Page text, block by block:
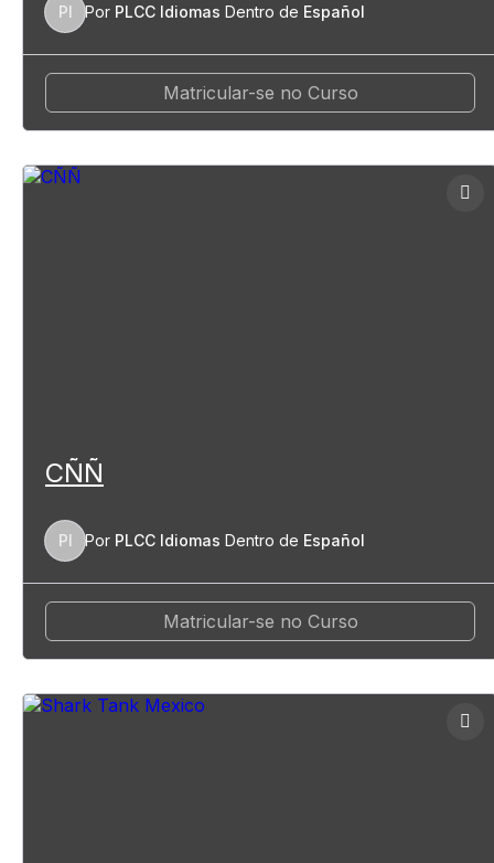
PI Por PLCC Idiomas Dentro de Español
Matricular-se no Curso
CÑÑ
PI Por PLCC Idiomas Dentro de Español
Matricular-se no Curso